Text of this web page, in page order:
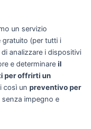
un servizio
(per tutti i
analizzare i dispositivi
e determinare il
per offrirti un
così un preventivo per
senza impegno e